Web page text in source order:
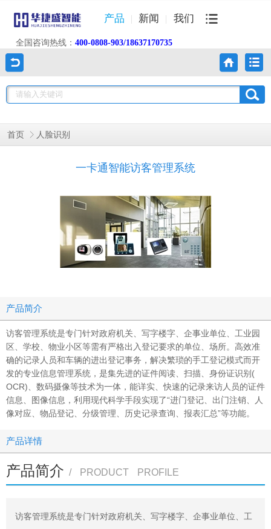
产品 新闻 我们
全国咨询热线： 400-0808-903/18637170735
首页 人脸识别
一卡通智能访客管理系统
产品简介
访客管理系统是专门针对政府机关、写字楼字、企事业单位、工业园
区、学校、物业小区等需有严格出入登记要求的单位、场所。高效准
确的记录人员和车辆的进出登记事务，解决繁琐的手工登记模式而开
发的专业信息管理系统，是集先进的证件阅读、扫描、身份证识别(
OCR)、数码摄像等技术为一体，能详实、快速的记录来访人员的证件
信息、图像信息，利用现代科学手段实现了“进门登记、出门注销、人
像对应、物品登记、分级管理、历史记录查询、报表汇总”等功能。
产品详情
产品简介 / PRODUCT PROFILE
访客管理系统是专门针对政府机关、写字楼字、企事业单位、工